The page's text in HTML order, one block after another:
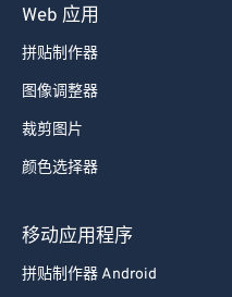
Web 应用
拼贴制作器
图像调整器
裁剪图片
颜色选择器
移动应用程序
拼贴制作器 Android